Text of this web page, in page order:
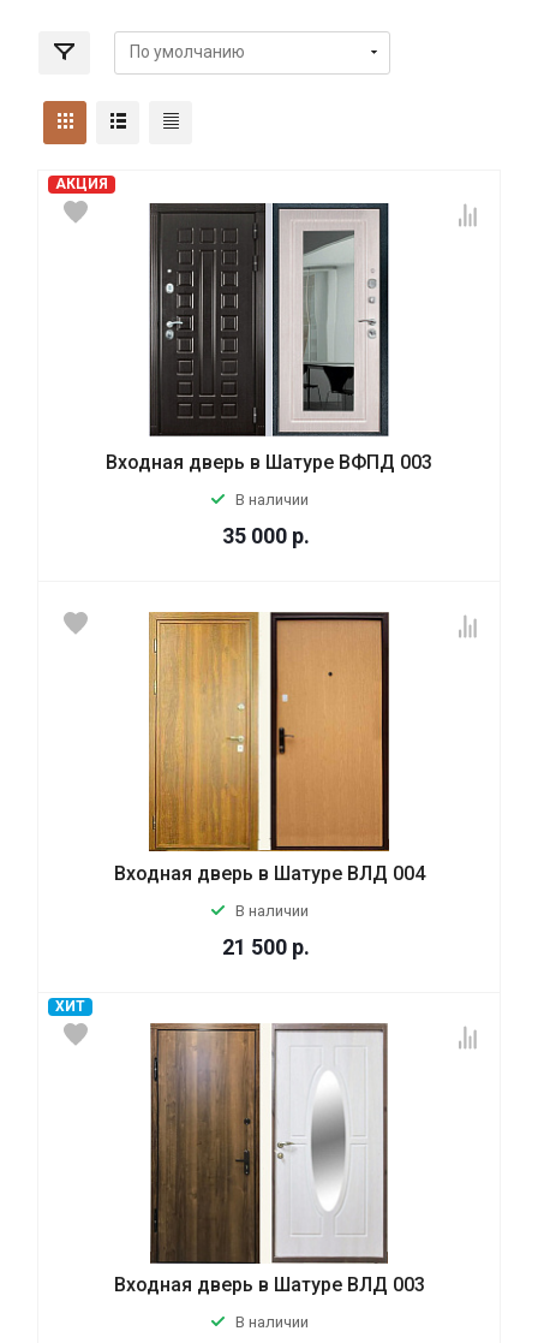
АКЦИЯ
Входная дверь в Шатуре ВФПД 003
В наличии
35 000 р.
Входная дверь в Шатуре ВЛД 004
В наличии
21 500 р.
ХИТ
Входная дверь в Шатуре ВЛД 003
В наличии